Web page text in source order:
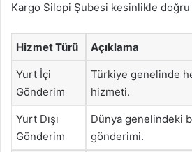
Kargo Silopi Şubesi kesinlikle doğru
Hizmet Türü Açıklama
Yurt İçi
Gönderim
Türkiye genelinde
hizmeti.
Yurt Dışı
Gönderim
Dünya genelindeki
gönderimi.